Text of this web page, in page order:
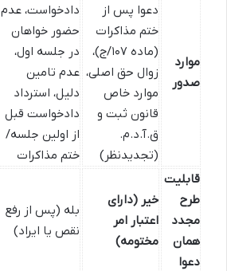
موارد
صدور
دعوا پس از
ختم مذاکرات
(ماده ۱۰۷/ج)،
زوال حق اصلی،
موارد خاص
قانون ثبت و
ق.آ.د.م.
(تجدیدنظر)
دادخواست، عدم
حضور خواهان
در جلسه اول،
عدم تامین
دلیل، استرداد
دادخواست قبل
از اولین جلسه/
ختم مذاکرات
قابلیت
طرح
مجدد
همان
دعوا
خیر (دارای
اعتبار امر
مختومه)
بله (پس از رفع
نقص یا ایراد)